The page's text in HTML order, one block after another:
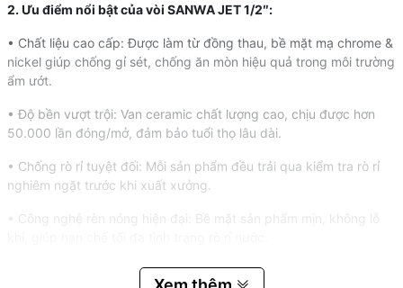
2. Ưu điểm nổi bật của vòi SANWA JET 1/2″:
• Chất liệu cao cấp: Được làm từ đồng thau, bề mặt mạ chrome &
nickel giúp chống gỉ sét, chống ăn mòn hiệu quả trong môi trường
ẩm ướt.
• Độ bền vượt trội: Van ceramic chất lượng cao, chịu được hơn
50.000 lần đóng/mở, đảm bảo tuổi thọ lâu dài.
• Chống rò rỉ tuyệt đối: Mỗi sản phẩm đều trải qua kiểm tra rò rỉ
nghiêm ngặt trước khi xuất xưởng.
• Công nghệ rèn nóng hiện đại: Bề mặt sản phẩm mịn, không lỗ
• Thiết kế thẩm mỹ: Kiểu dáng hiện đại, sáng bóng, phù hợp với